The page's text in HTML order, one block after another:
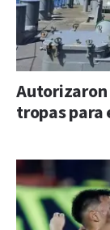
Autorizaron
tropas